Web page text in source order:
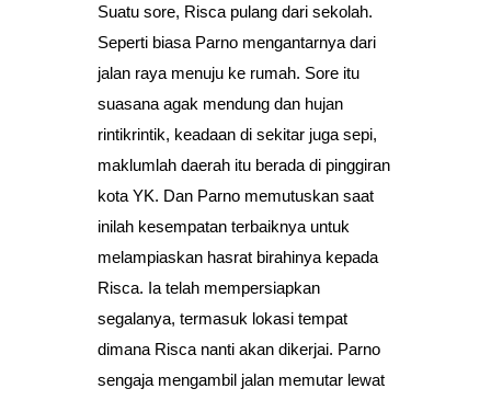
Suatu sore, Risca pulang dari sekolah.
Seperti biasa Parno mengantarnya dari
jalan raya menuju ke rumah. Sore itu
suasana agak mendung dan hujan
rintikrintik, keadaan di sekitar juga sepi,
maklumlah daerah itu berada di pinggiran
kota YK. Dan Parno memutuskan saat
inilah kesempatan terbaiknya untuk
melampiaskan hasrat birahinya kepada
Risca. Ia telah mempersiapkan
segalanya, termasuk lokasi tempat
dimana Risca nanti akan dikerjai. Parno
sengaja mengambil jalan memutar lewat